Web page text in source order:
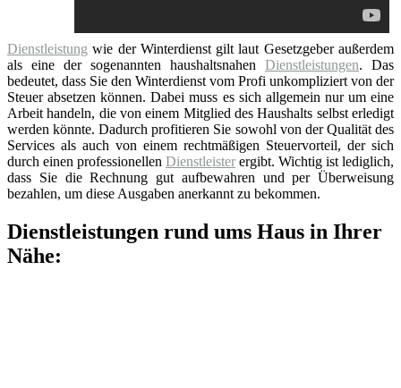
Dienstleistung wie der Winterdienst gilt laut Gesetzgeber außerdem
als eine der sogenannten haushaltsnahen Dienstleistungen. Das
bedeutet, dass Sie den Winterdienst vom Profi unkompliziert von der
Steuer absetzen können. Dabei muss es sich allgemein nur um eine
Arbeit handeln, die von einem Mitglied des Haushalts selbst erledigt
werden könnte. Dadurch profitieren Sie sowohl von der Qualität des
Services als auch von einem rechtmäßigen Steuervorteil, der sich
durch einen professionellen Dienstleister ergibt. Wichtig ist lediglich,
dass Sie die Rechnung gut aufbewahren und per Überweisung
bezahlen, um diese Ausgaben anerkannt zu bekommen.
Dienstleistungen rund ums Haus in Ihrer
Nähe: